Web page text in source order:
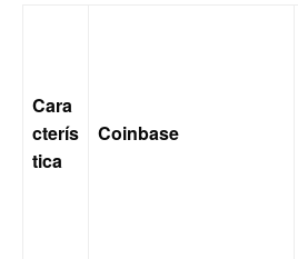
Cara
cterís
tica
Coinbase